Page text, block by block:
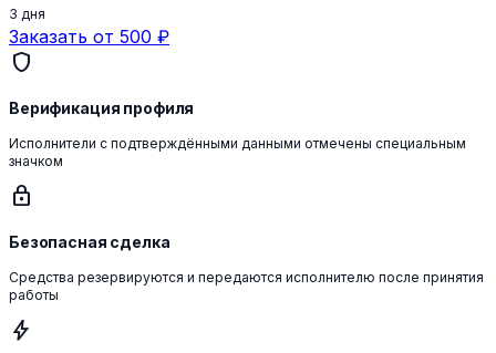
3 дня
Заказать от 500 ₽
shield
Верификация профиля
Исполнители с подтверждёнными данными отмечены специальным
значком
lock
Безопасная сделка
Средства резервируются и передаются исполнителю после принятия
работы
bolt